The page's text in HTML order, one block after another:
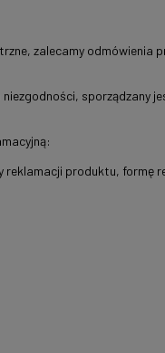
zalecamy odmówienia
sporządzany
reklamacji produktu, formę